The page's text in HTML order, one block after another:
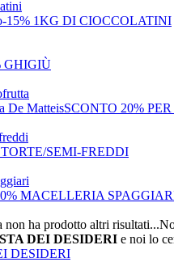
-15% 1KG DI CIOCCOLATINI
GHIGIÙ
De MatteisSCONTO 20%
SEMI-FREDDI
MACELLERIA
non ha prodotto altri risultati...
DEI DESIDERI e noi lo
DESIDERI